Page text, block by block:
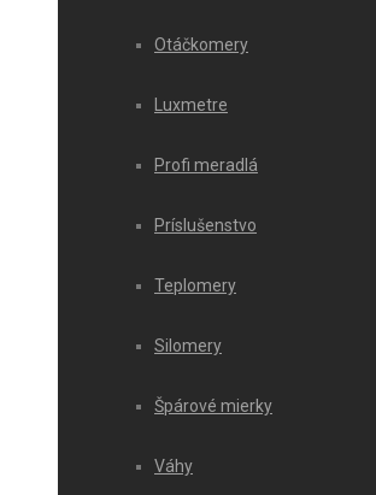
Otáčkomery
Luxmetre
Profi meradlá
Príslušenstvo
Teplomery
Silomery
Špárové mierky
Váhy